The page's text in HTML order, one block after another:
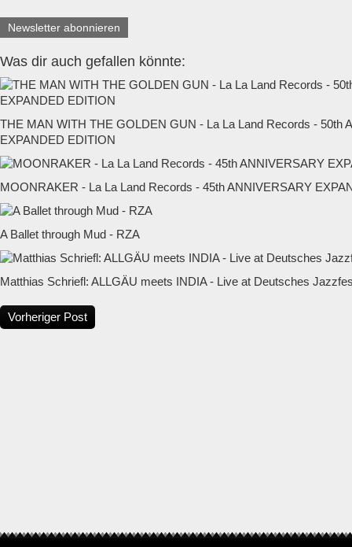
Newsletter abonnieren
Was dir auch gefallen könnte:
THE MAN WITH THE GOLDEN GUN - La La Land Records - 50th
EXPANDED EDITION
MOONRAKER - La La Land Records - 45th ANNIVERSARY
A Ballet through Mud - RZA
Matthias Schriefl: ALLGÄU meets INDIA - Live at Deutsches
Vorheriger Post